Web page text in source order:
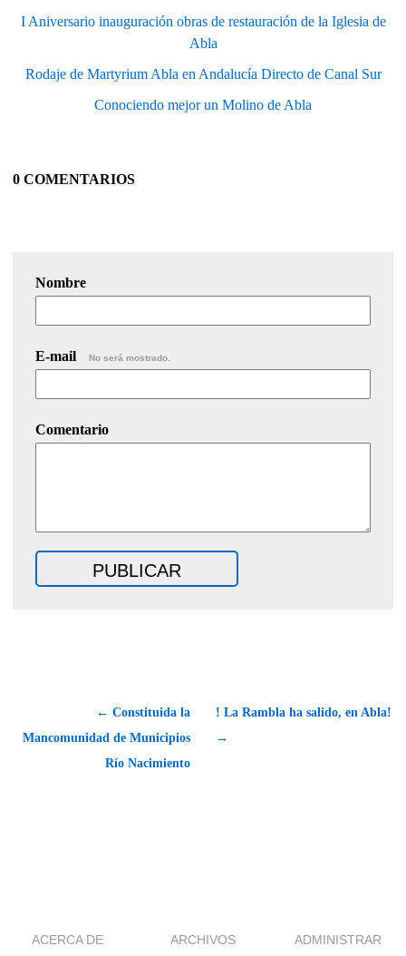
I Aniversario inauguración obras de restauración de la Iglesia de
Abla
Rodaje de Martyrium Abla en Andalucía Directo de Canal Sur
Conociendo mejor un Molino de Abla
0 COMENTARIOS
Nombre
E-mail No será mostrado.
Comentario
← Constituida la
Mancomunidad de Municipios
Río Nacimiento
! La Rambla ha salido, en Abla!
→
ACERCA DE ARCHIVOS ADMINISTRAR